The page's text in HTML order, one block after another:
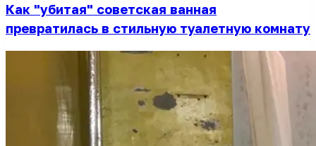
Как "убитая" советская ванная
превратилась в стильную туалетную комнату